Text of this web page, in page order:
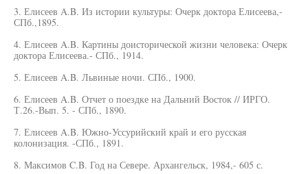
3. Елисеев A.B. Из истории культуры: Очерк доктора Елисеева,-
СПб.,1895.
4. Елисеев A.B. Картины доисторической жизни человека: Очерк
доктора Елисеева.- СПб., 1914.
5. Елисеев A.B. Львиные ночи. СПб., 1900.
6. Елисеев A.B. Отчет о поездке на Дальний Восток // ИРГО.
Т.26.-Вып. 5. - СПб., 1890.
7. Елисеев A.B. Южно-Уссурийский край и его русская
колонизация. -СПб., 1891.
8. Максимов C.B. Год на Севере. Архангельск, 1984,- 605 с.